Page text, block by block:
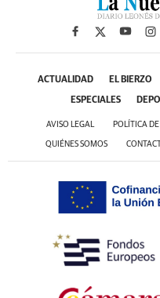
ACTUALIDAD EL BIERZO
ESPECIALES
AVISO LEGAL POLÍTICA
QUIÉNES SOMOS